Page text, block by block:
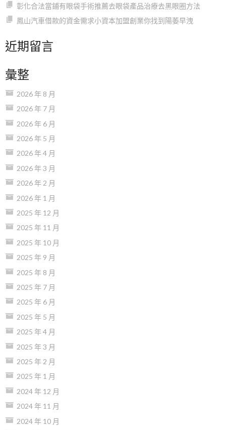
彰化合法當鋪有眼袋手術推薦去眼袋產品治療去黑眼圈方法
鳳山汽車借款的資金需求小資本加盟創業你找到陽萎早洩
近期留言
彙整
2026 年 8 月
2026 年 7 月
2026 年 6 月
2026 年 5 月
2026 年 4 月
2026 年 3 月
2026 年 2 月
2026 年 1 月
2025 年 12 月
2025 年 11 月
2025 年 10 月
2025 年 9 月
2025 年 8 月
2025 年 7 月
2025 年 6 月
2025 年 5 月
2025 年 4 月
2025 年 3 月
2025 年 2 月
2025 年 1 月
2024 年 12 月
2024 年 11 月
2024 年 10 月